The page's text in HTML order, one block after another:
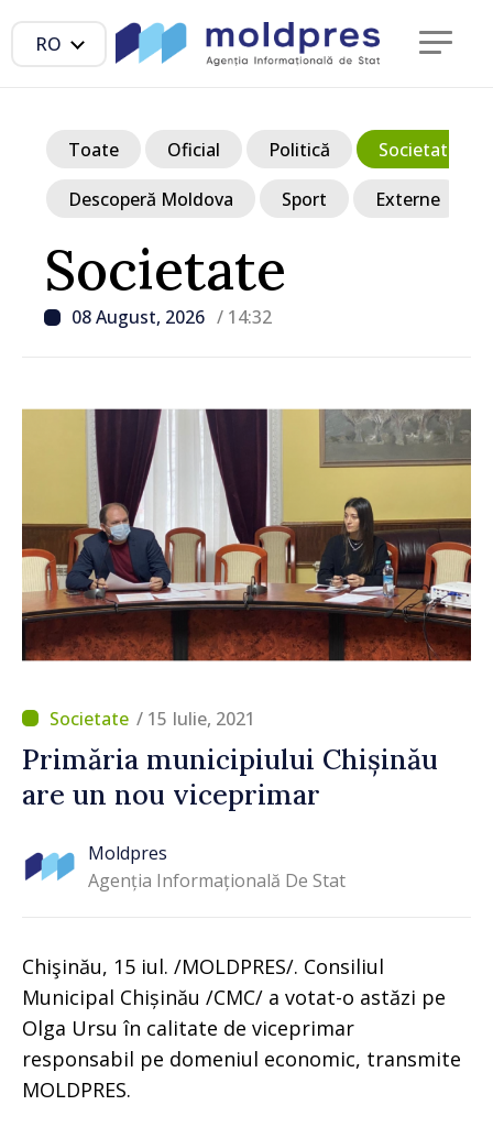
RO
Societate
08 August, 2026 / 14:32
Toate Oficial Politică Societate
Descoperă Moldova Sport Externe
/ 15 Iulie, 2021
Primăria municipiului Chișinău
are un nou viceprimar
Moldpres
Agenția Informațională De Stat
Chişinău, 15 iul. /MOLDPRES/. Consiliul
Municipal Chișinău /CMC/ a votat-o astăzi pe
Olga Ursu în calitate de viceprimar
responsabil pe domeniul economic, transmite
MOLDPRES.